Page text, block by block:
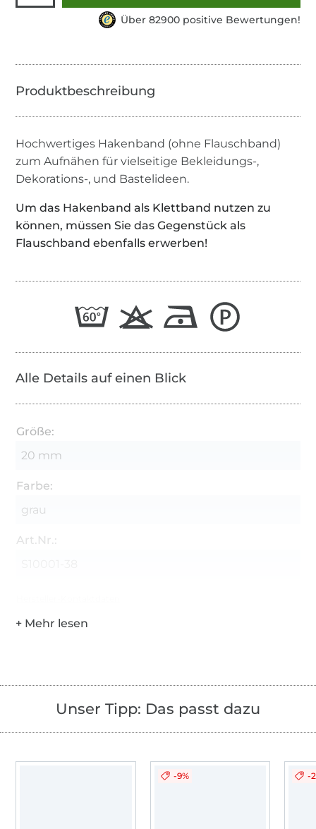
Über 82900 positive Bewertungen!
Hochwertiges Hakenband (ohne Flauschband)
zum Aufnähen für vielseitige Bekleidungs-,
Dekorations-, und Bastelideen.
Um das Hakenband als Klettband nutzen zu
können, müssen Sie das Gegenstück als
Flauschband ebenfalls erwerben!
Alle Details auf einen Blick
Größe:
20 mm
Farbe:
grau
Art.Nr.:
Unser Tipp: Das passt dazu
-9% -